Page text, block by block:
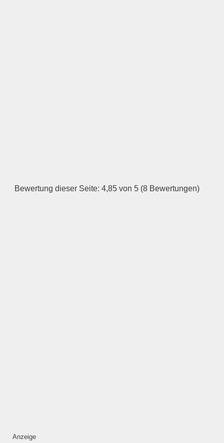
Bewertung dieser Seite: 4,85 von 5 (8 Bewertungen)
Anzeige